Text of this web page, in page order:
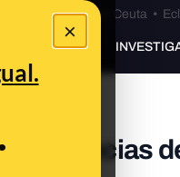
×
Ceuta•Bulos Ceuta •
PREBUNKING